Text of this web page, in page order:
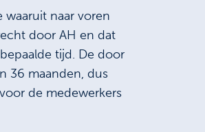
naar voren
door AH en dat
tijd. De door
36 maanden, dus
de medewerkers